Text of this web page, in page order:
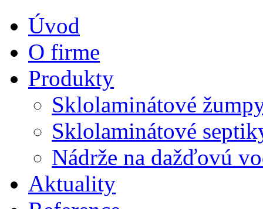
Úvod
O firme
Produkty
Sklolaminátové
Sklolaminátové
Nádrže na dažďovú
Aktuality